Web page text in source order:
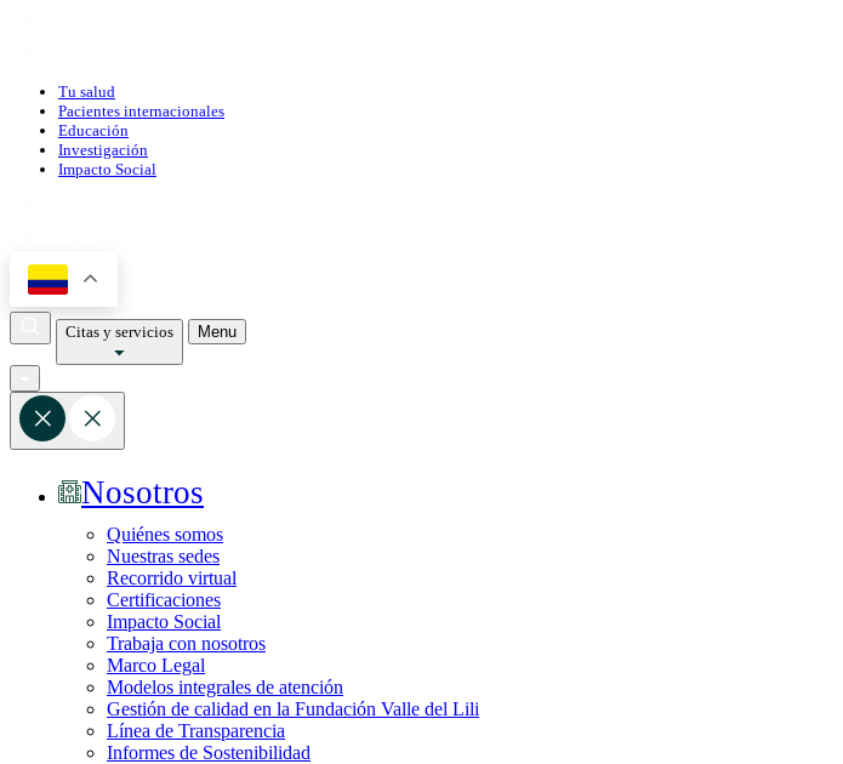
Tu salud
Pacientes internacionales
Educación
Investigación
Impacto Social
Citas y servicios Menu
Nosotros
Quiénes somos
Nuestras sedes
Recorrido virtual
Certificaciones
Impacto Social
Trabaja con nosotros
Marco Legal
Modelos integrales de atención
Gestión de calidad en la Fundación Valle del Lili
Línea de Transparencia
Informes de Sostenibilidad